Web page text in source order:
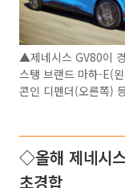
▲제네시스 GV80이
스탱 브랜드 마하-E(
콘인 디펜더(오른쪽)
◇올해 제네시
초경합